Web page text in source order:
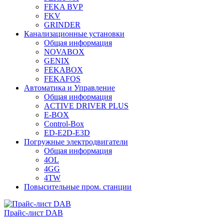
FEKA BVP
FKV
GRINDER
Канализационные установки
Общая информация
NOVABOX
GENIX
FEKABOX
FEKAFOS
Автоматика и Управление
Общая информация
ACTIVE DRIVER PLUS
E-BOX
Control-Box
ED-E2D-E3D
Погружные электродвигатели
Общая информация
4OL
4GG
4TW
Повысительные пром. станции
Прайс-лист DAB